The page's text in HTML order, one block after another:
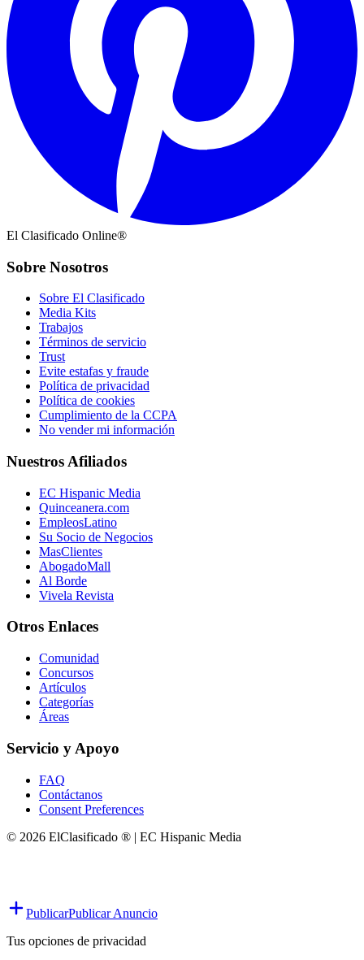
El Clasificado Online®
Sobre Nosotros
Sobre El Clasificado
Media Kits
Trabajos
Términos de servicio
Trust
Evite estafas y fraude
Política de privacidad
Política de cookies
Cumplimiento de la CCPA
No vender mi información
Nuestros Afiliados
EC Hispanic Media
Quinceanera.com
EmpleosLatino
Su Socio de Negocios
MasClientes
AbogadoMall
Al Borde
Vivela Revista
Otros Enlaces
Comunidad
Concursos
Artículos
Categorías
Áreas
Servicio y Apoyo
FAQ
Contáctanos
Consent Preferences
© 2026 ElClasificado ® | EC Hispanic Media
PublicarPublicar Anuncio
Tus opciones de privacidad